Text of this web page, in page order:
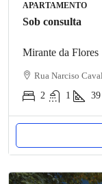
APARTAMENTO
Sob consulta
Mirante da Flores
Rua Narciso
2
1